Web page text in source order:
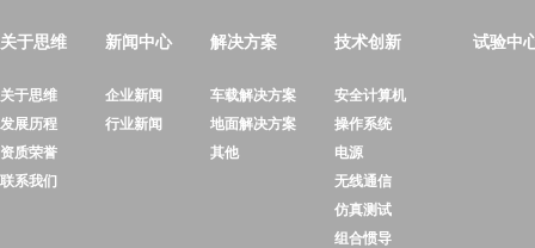
关于思维
关于思维
发展历程
资质荣誉
联系我们
新闻中心
企业新闻
行业新闻
解决方案
车载解决方案
地面解决方案
其他
技术创新
安全计算机
操作系统
电源
无线通信
仿真测试
组合惯导
试验中